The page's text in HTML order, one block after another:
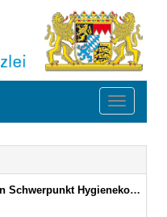
Toggle
HygKontrD) Vom 9. September 1990 (GVBl. S. 463) BayRS 2038-3-2-15-I (§§ 1–19)